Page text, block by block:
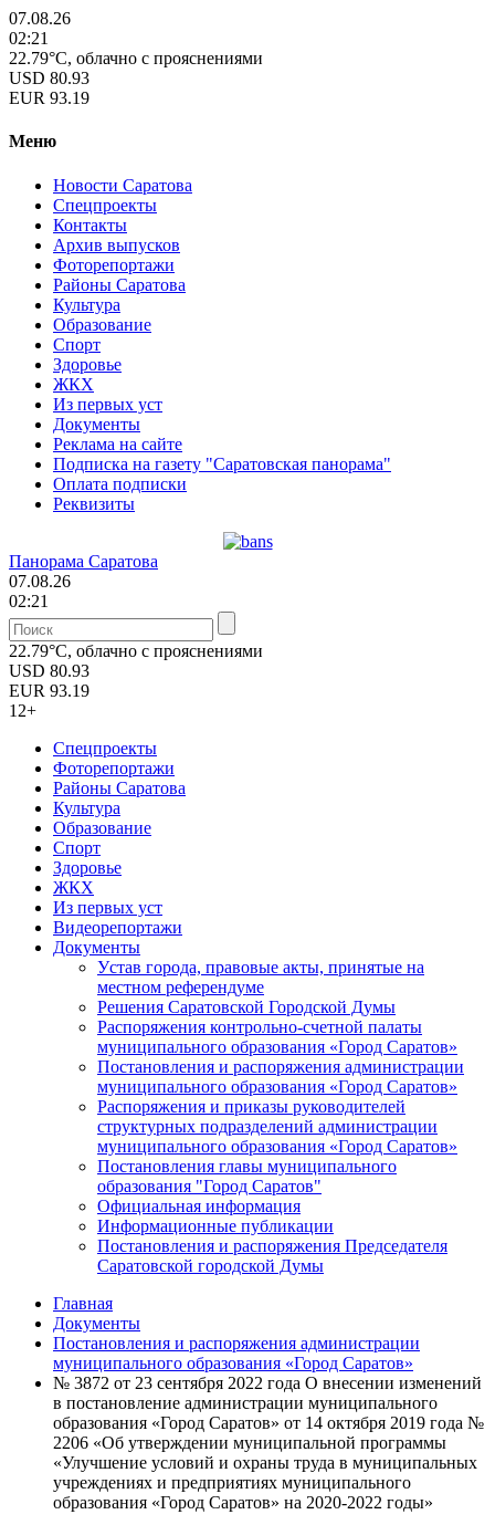
07.08.26
02:21
22.79°C, облачно с прояснениями
USD 80.93
EUR 93.19
Меню
Новости Саратова
Спецпроекты
Контакты
Архив выпусков
Фоторепортажи
Районы Саратова
Культура
Образование
Спорт
Здоровье
ЖКХ
Из пеpвых уст
Документы
Реклама на сайте
Подписка на газету "Саратовская панорама"
Оплата подписки
Реквизиты
Панорама Саратова
07.08.26
02:21
22.79°C, облачно с прояснениями
USD 80.93
EUR 93.19
12+
Спецпроекты
Фоторепортажи
Районы Саратова
Культура
Образование
Спорт
Здоровье
ЖКХ
Из пеpвых уст
Видеорепортажи
Документы
Уcтав города, правовые акты, принятые на
местном референдуме
Решения Саратовской Городской Думы
Распоряжения контрольно-счетной палаты
муниципального образования «Город Саратов»
Постановления и распоряжения администрации
муниципального образования «Город Саратов»
Распоряжения и приказы руководителей
структурных подразделений администрации
муниципального образования «Город Саратов»
Постановления главы муниципального
образования "Город Саратов"
Официальная информация
Информационные публикации
Постановления и распоряжения Председателя
Саратовской городской Думы
Главная
Документы
Постановления и распоряжения администрации
муниципального образования «Город Саратов»
№ 3872 от 23 сентября 2022 года О внесении изменений
в постановление администрации муниципального
образования «Город Саратов» от 14 октября 2019 года №
2206 «Об утверждении муниципальной программы
«Улучшение условий и охраны труда в муниципальных
учреждениях и предприятиях муниципального
образования «Город Саратов» на 2020-2022 годы»